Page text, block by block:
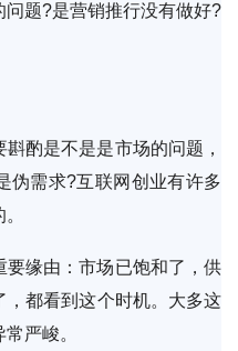
题?是营销推行没有做好?
酌是不是是市场的问题，
伪需求?互联网创业有许多
要缘由：市场已饱和了，供
都看到这个时机。大多这
严峻。